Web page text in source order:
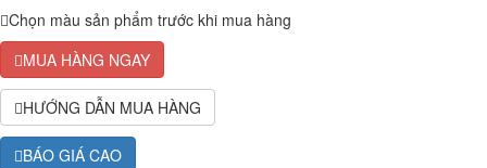
Chọn màu sản phẩm trước khi mua hàng
MUA HÀNG NGAY
HƯỚNG DẪN MUA HÀNG
BÁO GIÁ CAO